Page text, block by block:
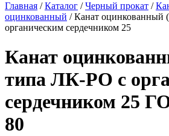
Главная /Каталог /Черный прокат /
оцинкованный /Канат оцинкованный
органическим сердечником 25
Канат
типа ЛК-РО с
сердечником 25
80